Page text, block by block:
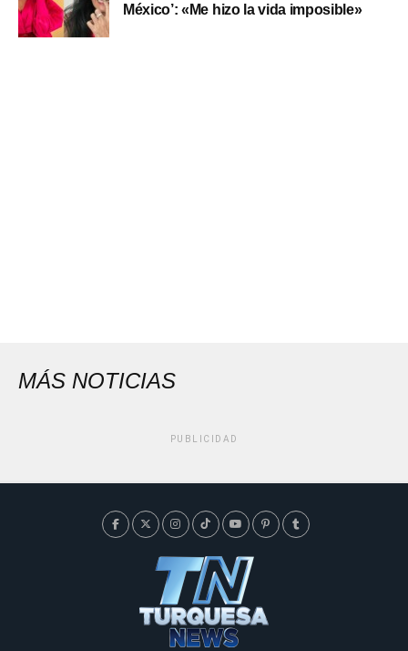
México’: «Me hizo la vida imposible»
MÁS NOTICIAS
PUBLICIDAD